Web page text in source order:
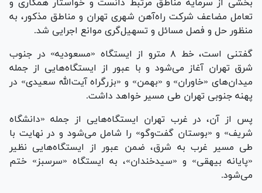
بخشی از سرمایه مناطق مرتبط دانست و خواستار همکاری و
تعامل مضاعف شرکت راه‌آهن شهری تهران و مناطق مذکور، به
منظور حل و فصل مسائل و تسهیل‌گری موانع اجرایی شد.
گفتنی است، خط ۸ مترو از ایستگاه «مسعودیه» در جنوب
شرق تهران آغاز می‌شود و با عبور از ایستگاه‌هایی از جمله
میدان‌های «خاوران» و «بهمن» و «بزرگراه آیت‌الله سعیدی» در
پهنه جنوبی تهران طی مسیر خواهد داشت.
پس از آن، در غرب تهران ایستگاه‌هایی از جمله «دانشگاه
شریف» و «بوستان گفت‌و‌گو» را شامل می‌شود و در نهایت با
طی مسیر غرب به شرق، ضمن عبور از ایستگاه‌هایی نظیر
«پایانه بیهقی» و «سیدخندان»، به ایستگاه «سرسبز» ختم
می‌شود.